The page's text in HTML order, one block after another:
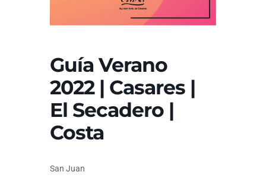
Guía Verano
2022 | Casares |
El Secadero |
Costa
San Juan